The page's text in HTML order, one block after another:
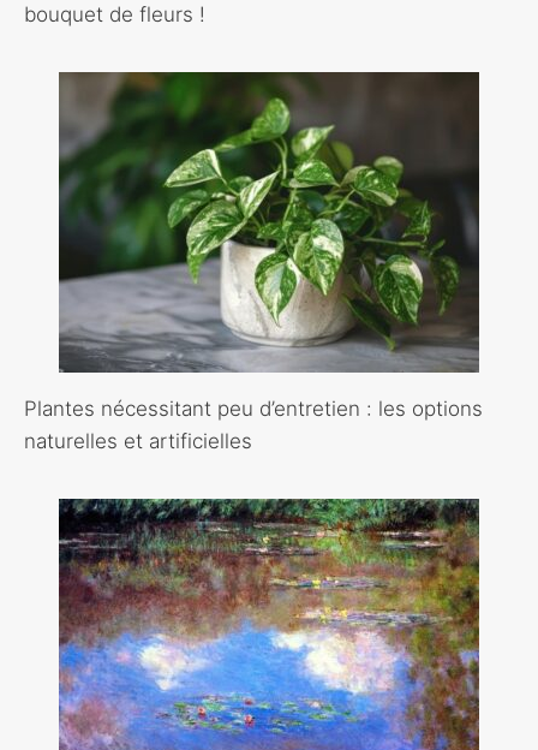
bouquet de fleurs !
Plantes nécessitant peu d’entretien : les options
naturelles et artificielles